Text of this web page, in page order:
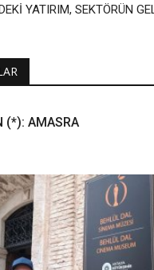
YATIRIM, SEKTÖRÜN
(*): AMASRA